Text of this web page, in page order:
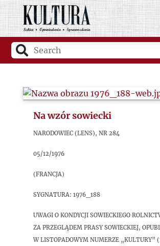
Na wzór sowiecki
Narodowiec (Lens), nr 284
05/12/1976
(Francja)
sygnatura: 1976_188
Uwagi o kondycji sowieckiego
za przeglądem prasy sowieckiej,
w listopadowym numerze „Kultury”